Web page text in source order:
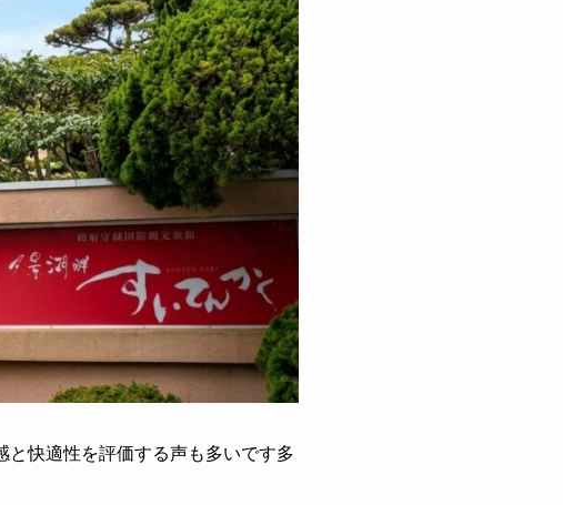
快適性を評価する声も多いです多